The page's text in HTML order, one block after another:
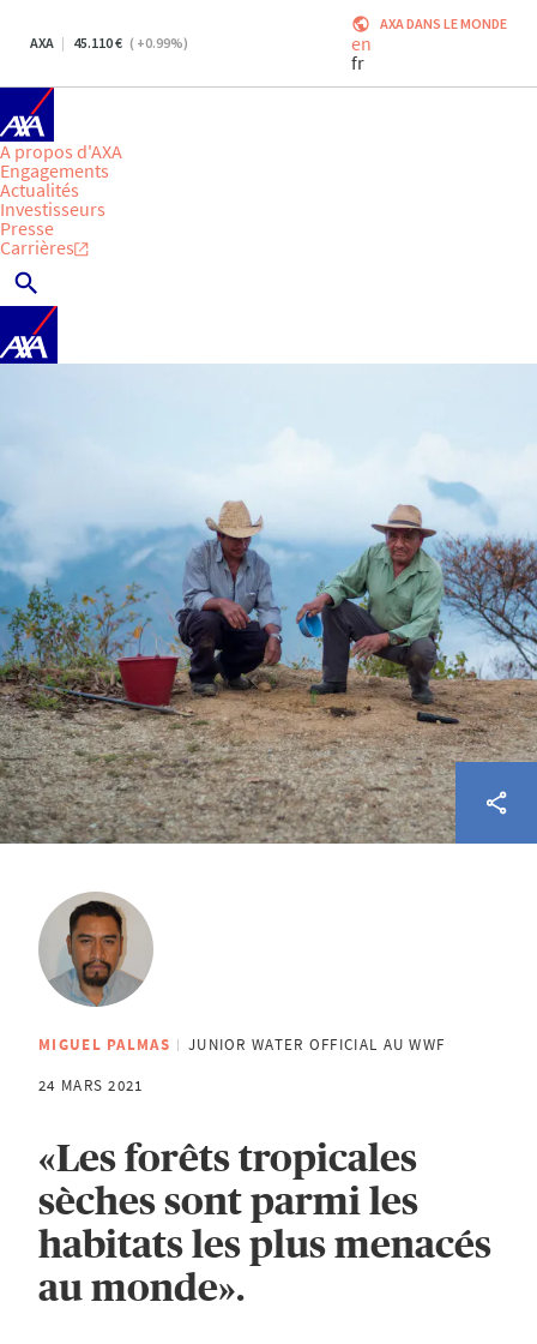
AXA 45.110 ( +0.99%)
AXA DANS LE MONDE
en
fr
A propos d'AXA
Engagements
Actualités
Investisseurs
Presse
Carrières
MIGUEL PALMAS
JUNIOR WATER OFFICIAL AU WWF
24 MARS 2021
«Les forêts tropicales
sèches sont parmi les
habitats les plus menacés
au monde».